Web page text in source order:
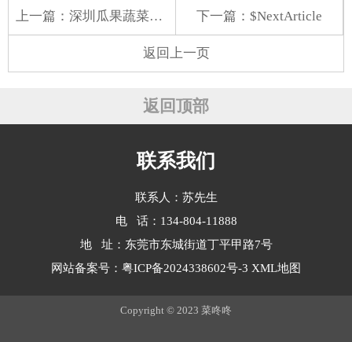
上一篇： 深圳瓜果蔬菜配送中心 下一篇：$NextArticle
返回上一页
返回顶部
联系我们
联系人：苏先生
电 话：134-804-11888
地 址：东莞市东城街道丁平甲路7号
网站备案号： 粤ICP备2024338602号-3 XML地图
Copyright © 2023 菜咚咚